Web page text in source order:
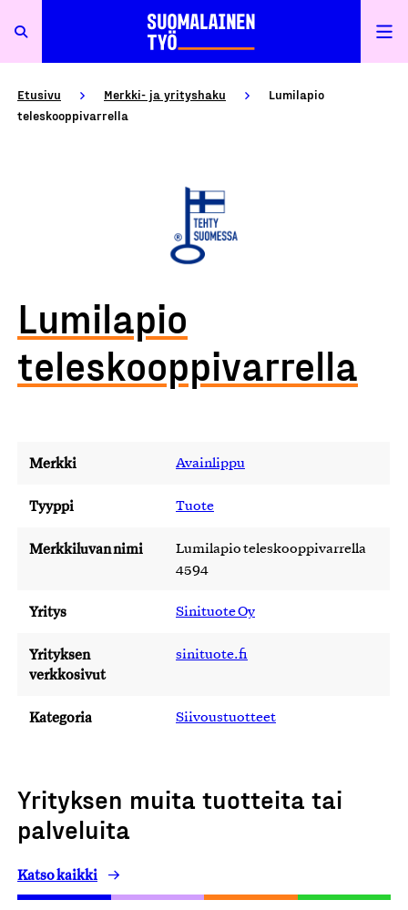
Etusivu Merkki- ja yrityshaku
Lumilapio
teleskooppivarrella
Lumilapio
teleskooppivarrella
Merkki Avainlippu
Tyyppi Tuote
Merkkiluvan nimi
Lumilapio teleskooppivarrella
4594
Yritys Sinituote Oy
Yrityksen
verkkosivut
sinituote.fi
Kategoria Siivoustuotteet
Yrityksen muita tuotteita tai
palveluita
Katso kaikki